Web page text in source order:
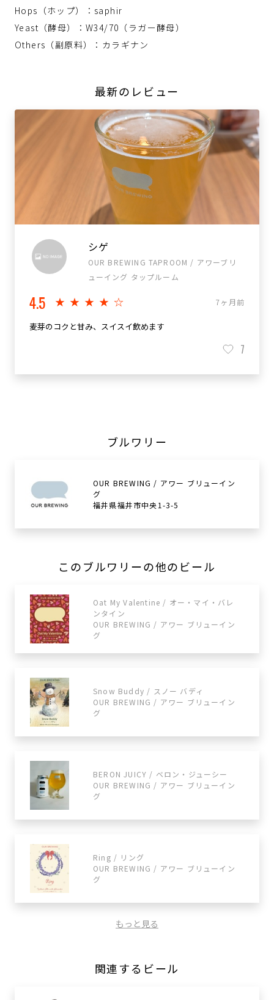
Hops（ホップ）：saphir
Yeast（酵母）：W34/70（ラガー酵母）
Others（副原料）：カラギナン
最新のレビュー
シゲ
OUR BREWING TAPROOM / アワーブリ
ューイング タップルーム
4.5 ★★★★☆ 7ヶ月前
麦芽のコクと甘み、スイスイ飲めます
7
ブルワリー
OUR BREWING / アワー ブリューイン
グ
福井県福井市中央1-3-5
このブルワリーの他のビール
Oat My Valentine / オー・マイ・バレ
ンタイン
OUR BREWING / アワー ブリューイン
グ
Snow Buddy / スノー バディ
OUR BREWING / アワー ブリューイン
グ
BERON JUICY / ベロン・ジューシー
OUR BREWING / アワー ブリューイン
グ
Ring / リング
OUR BREWING / アワー ブリューイン
グ
もっと見る
関連するビール